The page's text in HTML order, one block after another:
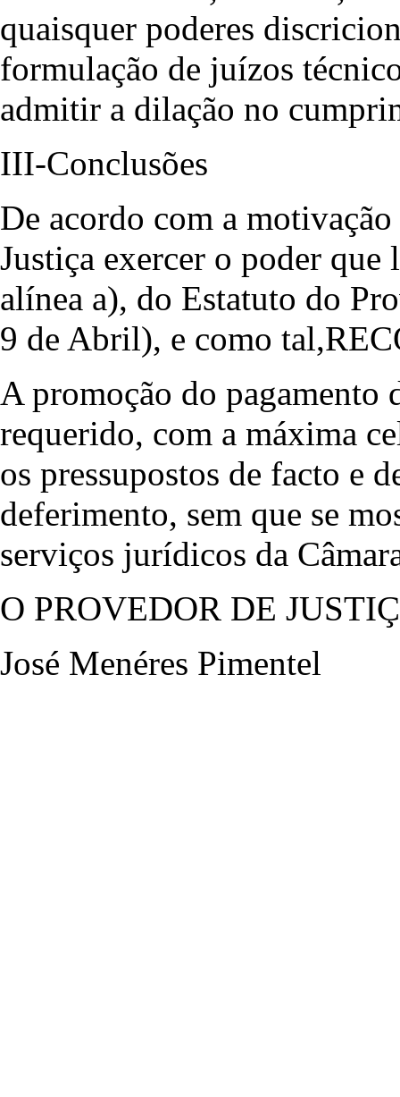
quaisquer poderes
formulação de juízos
admitir a dilação no
III-Conclusões
De acordo com a
Justiça exercer o poder que
alínea a), do Estatuto do
9 de Abril), e como
A promoção do pagamento
requerido, com a máxima
os pressupostos de facto e
deferimento, sem que se
serviços jurídicos da
O PROVEDOR DE
José Menéres Pimentel